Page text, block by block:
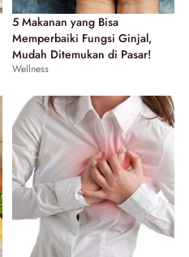
5 Makanan yang Bisa
Memperbaiki Fungsi Ginjal,
Mudah Ditemukan di Pasar!
Wellness